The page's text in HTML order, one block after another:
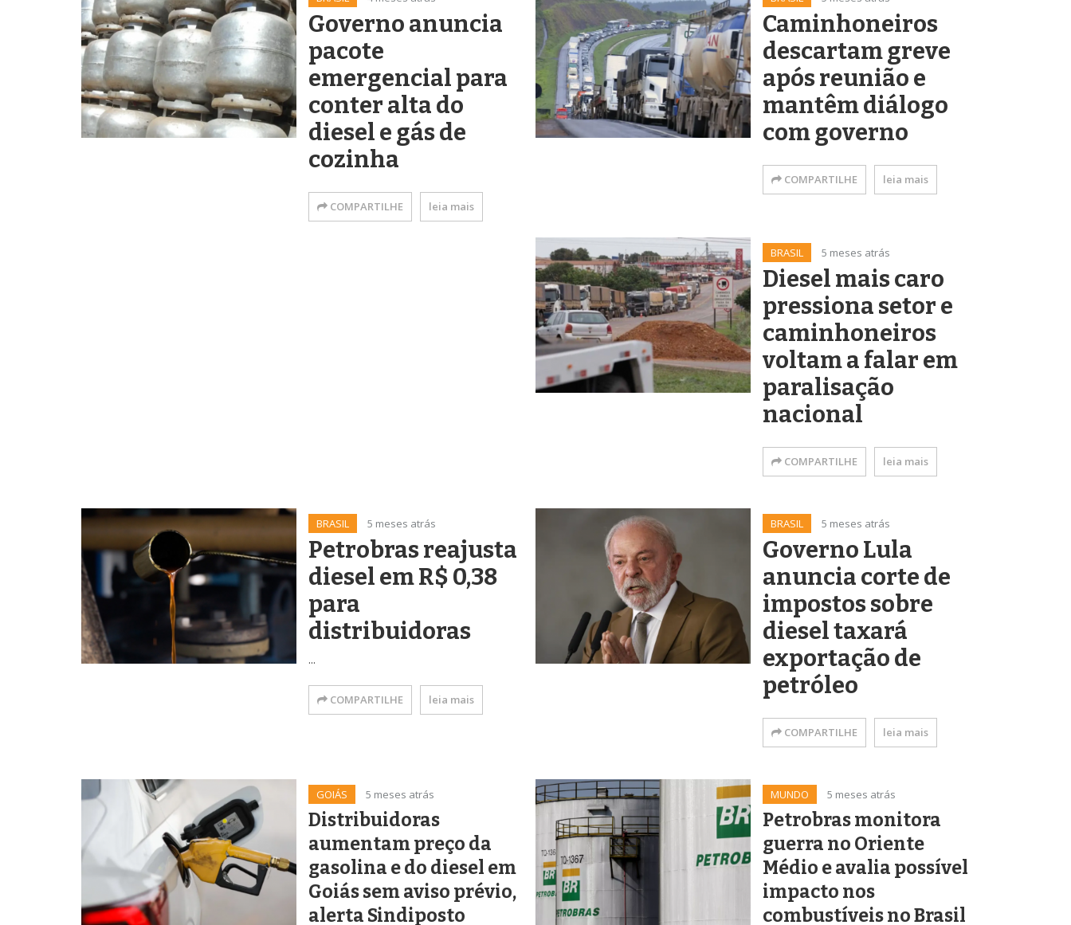
Governo anuncia
pacote
emergencial para
conter alta do
diesel e gás de
cozinha
COMPARTILHE leia mais
Caminhoneiros
descartam greve
após reunião e
mantêm diálogo
com governo
COMPARTILHE leia mais
BRASIL 5 meses atrás
Diesel mais caro
pressiona setor e
caminhoneiros
voltam a falar em
paralisação
nacional
COMPARTILHE leia mais
BRASIL 5 meses atrás
Petrobras reajusta
diesel em R$ 0,38
para
distribuidoras
...
COMPARTILHE leia mais
BRASIL 5 meses atrás
Governo Lula
anuncia corte de
impostos sobre
diesel taxará
exportação de
petróleo
COMPARTILHE leia mais
GOIÁS 5 meses atrás
Distribuidoras
aumentam preço da
gasolina e do diesel em
Goiás sem aviso prévio,
alerta Sindiposto
MUNDO 5 meses atrás
Petrobras monitora
guerra no Oriente
Médio e avalia possível
impacto nos
combustíveis no Brasil